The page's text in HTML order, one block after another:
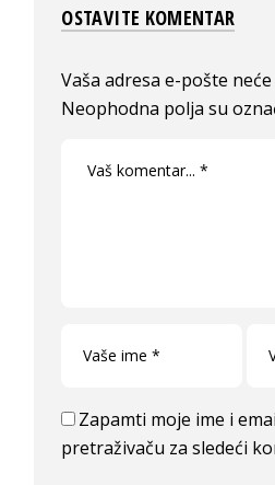
OSTAVITE KOMENTAR
Vaša adresa e-pošte
Neophodna polja su
Zapamti moje ime i
pretraživaču za sledeći